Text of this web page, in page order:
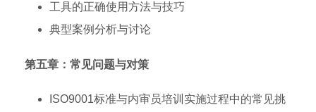
工具的正确使用方法与技巧
典型案例分析与讨论
第五章：常见问题与对策
ISO9001标准与内审员培训实施过程中的常见挑